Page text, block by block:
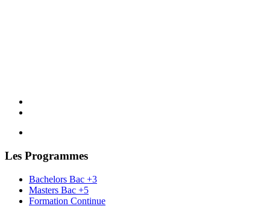
Les Programmes
Bachelors Bac +3
Masters Bac +5
Formation Continue